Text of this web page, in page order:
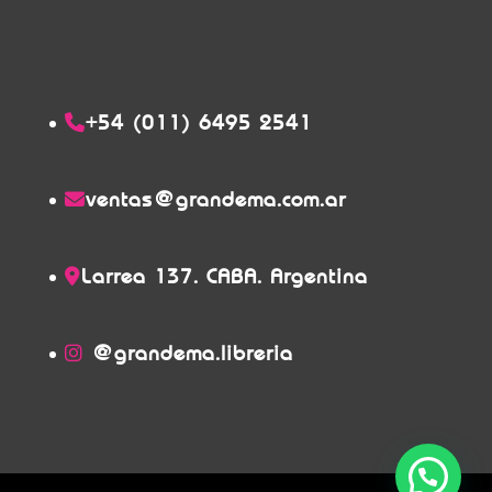
+54 (011) 6495 2541
ventas@grandema.com.ar
Larrea 137. CABA. Argentina
@grandema.libreria